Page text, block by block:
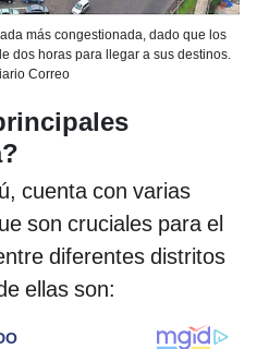
más congestionada, dado que los
dos horas para llegar a sus destinos.
Correo
cuenta con varias
son cruciales para el
diferentes distritos
ellas son: